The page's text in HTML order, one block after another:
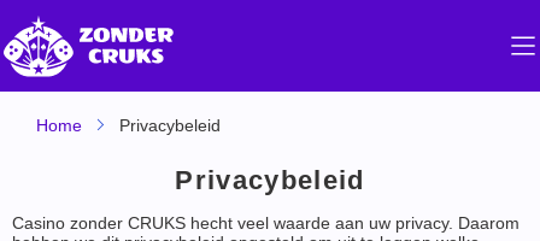
Home Privacybeleid
Privacybeleid
Casino zonder CRUKS hecht veel waarde aan uw privacy. Daarom